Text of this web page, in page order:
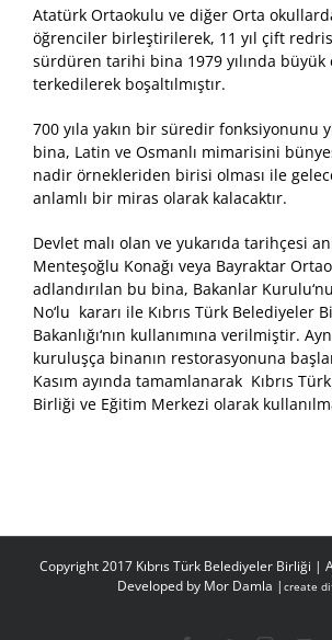
Atatürk Ortaokulu ve diğer Orta
öğrenciler birleştirilerek, 11 yıl çift
sürdüren tarihi bina 1979 yılında büyük
terkedilerek boşaltılmıştır.
700 yıla yakın bir süredir fonksiyonunu
bina, Latin ve Osmanlı mimarisini
nadir örnekleriden birisi olması ile
anlamlı bir miras olarak kalacaktır.
Devlet malı olan ve yukarıda tarihçesi
Menteşoğlu Konağı veya Bayraktar
adlandırılan bu bina, Bakanlar
No‘lu kararı ile Kıbrıs Türk Belediyeler
Bakanlığı‘nın kullanımına verilmiştir.
kuruluşça binanın restorasyonuna
Kasım ayında tamamlanarak Kıbrıs
Birliği ve Eğitim Merkezi olarak
Copyright 2017 Kıbrıs Türk Belediyeler Birliği |
Developed by Mor Damla | create